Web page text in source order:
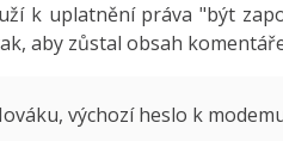
k uplatnění práva "být
aby zůstal obsah
výchozí heslo k